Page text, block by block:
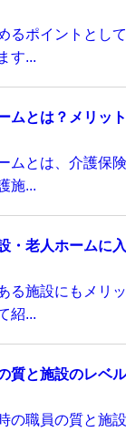
るポイントとし
す...
ムとは？メリッ
ムとは、介護保
施...
・老人ホームに
る施設にもメリ
紹...
質と施設のレベ
の職員の質と施